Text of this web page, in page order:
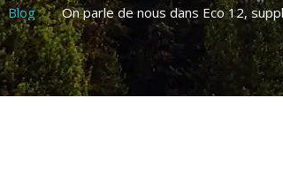
Blog On parle de nous dans Eco 12,